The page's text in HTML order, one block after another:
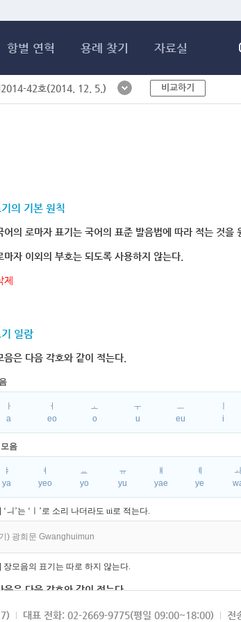
항별 연혁 용례 찾기 자료실
2014-42호(2014. 12. 5.) 비교하기
의 기본 원칙
어의 로마자 표기는 국어의 표준 발음법에 따라 적는 것을
마자 이외의 부호는 되도록 사용하지 않는다.
제
일람
음은 다음 각호와 같이 적는다.
ㅏ
a
ㅓ
eo
ㅗ
o
ㅜ
u
ㅡ
eu
i
음
ㅑ
ya
ㅕ
yeo
ㅛ
yo
ㅠ
yu
ㅒ
yae
ㅖ
ye
ㅘ
‘ㅢ’는 ‘ㅣ’로 소리 나더라도 ui로 적는다.
) 광희문 Gwanghuimun
장모음의 표기는 따로 하지 않는다.
음은 다음 각호와 같이 적는다.
대표 전화: 02-2669-9775(평일 09:00~18:00) 전